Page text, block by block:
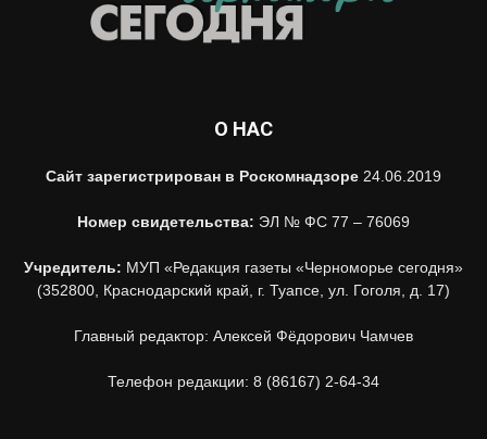
О НАС
Сайт зарегистрирован в Роскомнадзоре 24.06.2019
Номер свидетельства: ЭЛ № ФС 77 – 76069
Учредитель: МУП «Редакция газеты «Черноморье сегодня»
(352800, Краснодарский край, г. Туапсе, ул. Гоголя, д. 17)
Главный редактор: Алексей Фёдорович Чамчев
Телефон редакции: 8 (86167) 2-64-34